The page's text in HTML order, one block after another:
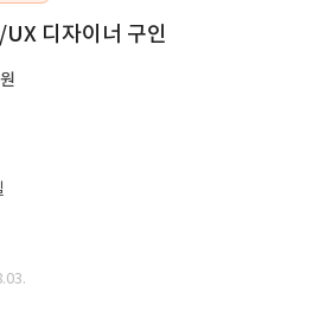
디자이너 구인